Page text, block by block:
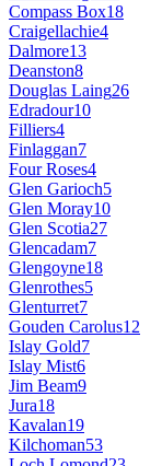
Compass Box18
Craigellachie4
Dalmore13
Deanston8
Douglas Laing26
Edradour10
Filliers4
Finlaggan7
Four Roses4
Glen Garioch5
Glen Moray10
Glen Scotia27
Glencadam7
Glengoyne18
Glenrothes5
Glenturret7
Gouden Carolus12
Islay Gold7
Islay Mist6
Jim Beam9
Jura18
Kavalan19
Kilchoman53